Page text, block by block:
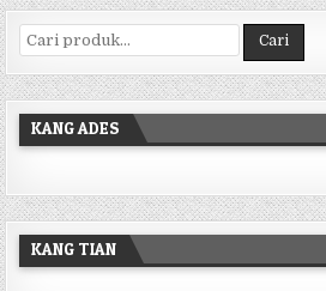
Pencarian untuk: Cari
KANG ADES
KANG TIAN